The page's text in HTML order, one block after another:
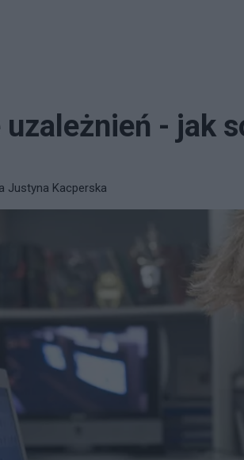
uzależnień - jak
Justyna Kacperska